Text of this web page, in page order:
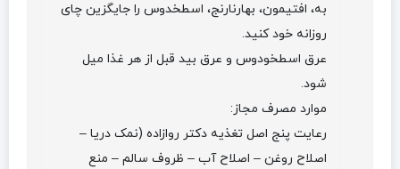
به، افتیمون، بهارنارنج، اسطخدوس را جایگزین چای
روزانه خود کنید.
عرق اسطخودوس و عرق بید قبل از هر غذا میل
شود.
موارد مصرف مجاز:
رعایت پنج اصل تغذیه دکتر روازاده (نمک دریا –
اصلاح روغن – اصلاح آب – ظروف سالم – منع